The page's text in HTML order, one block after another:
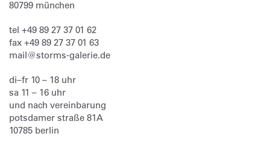
80799 münchen
tel +49 89 27 37 01 62
fax +49 89 27 37 01 63
mail@storms-galerie.de
di–fr 10 – 18 uhr
sa 11 – 16 uhr
und nach vereinbarung
potsdamer straße 81A
10785 berlin